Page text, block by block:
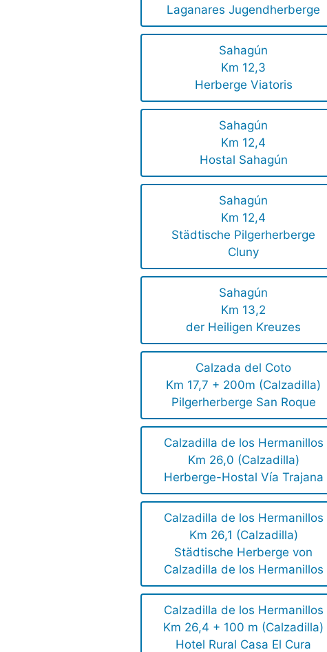
Laganares Jugendherberge
Sahagún
Km 12,3
Herberge Viatoris
Sahagún
Km 12,4
Hostal Sahagún
Sahagún
Km 12,4
Städtische Pilgerherberge
Cluny
Sahagún
Km 13,2
der Heiligen Kreuzes
Calzada del Coto
Km 17,7 + 200m (Calzadilla)
Pilgerherberge San Roque
Calzadilla de los Hermanillos
Km 26,0 (Calzadilla)
Herberge-Hostal Vía Trajana
Calzadilla de los Hermanillos
Km 26,1 (Calzadilla)
Städtische Herberge von
Calzadilla de los Hermanillos
Calzadilla de los Hermanillos
Km 26,4 + 100 m (Calzadilla)
Hotel Rural Casa El Cura